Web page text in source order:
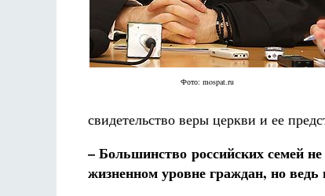
Фото: mospat.ru
свидетельство веры церкви и ее
– Большинство российских семей
жизненном уровне граждан, но
Разлуки не будет
Фредерика де Грааф